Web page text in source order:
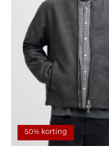
50% korting